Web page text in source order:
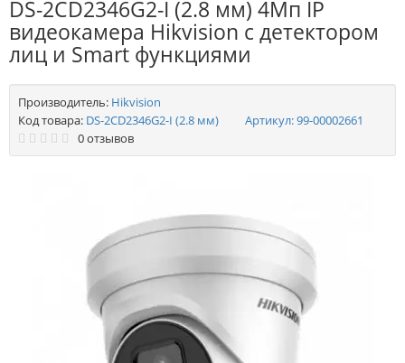
DS-2CD2346G2-I (2.8 мм) 4Мп IP
видеокамера Hikvision c детектором
лиц и Smart функциями
Производитель: Hikvision
Код товара: DS-2CD2346G2-I (2.8 мм) Артикул:99-00002661
0 отзывов